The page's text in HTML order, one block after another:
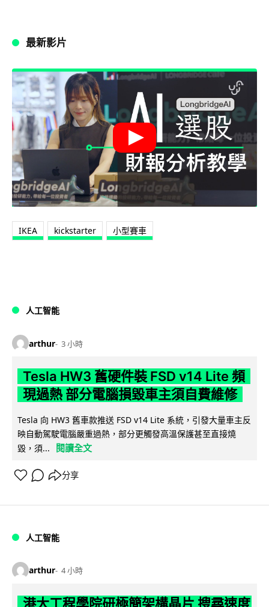
最新影片
IKEA kickstarter 小型賽車
人工智能
arthur 3 小時
Tesla HW3 舊硬件裝 FSD v14 Lite 頻
現過熱 部分電腦損毀車主須自費維修
Tesla 向 HW3 舊車款推送 FSD v14 Lite 系統，引發大量車主反
映自動駕駛電腦嚴重過熱，部分更觸發高溫保護甚至直接燒
毀，須...
閱讀全文
分享
人工智能
arthur 4 小時
港大工程學院研極簡架構晶片 搜尋速度